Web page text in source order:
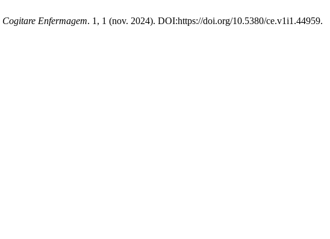
Cogitare Enfermagem. 1, 1 (nov. 2024). DOI:https://doi.org/10.5380/ce.v1i1.44959.